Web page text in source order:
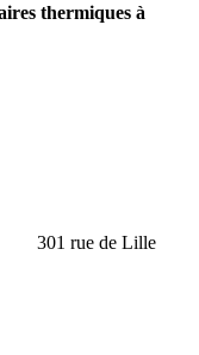
thermiques à
301 rue de Lille